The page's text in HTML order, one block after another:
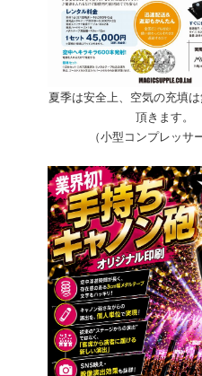
夏季は安全上、空気の充填
頂きます。
（小型コンプレッサ